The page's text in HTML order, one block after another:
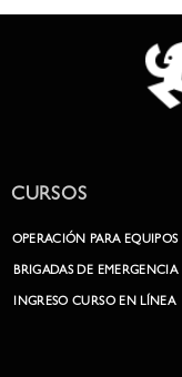
desenvuelve en áreas de
construcción, minería,
mantenimiento u otro
CURSOS
OPERACIÓN PARA EQUIPOS
BRIGADAS DE EMERGENCIA
INGRESO CURSO EN LÍNEA